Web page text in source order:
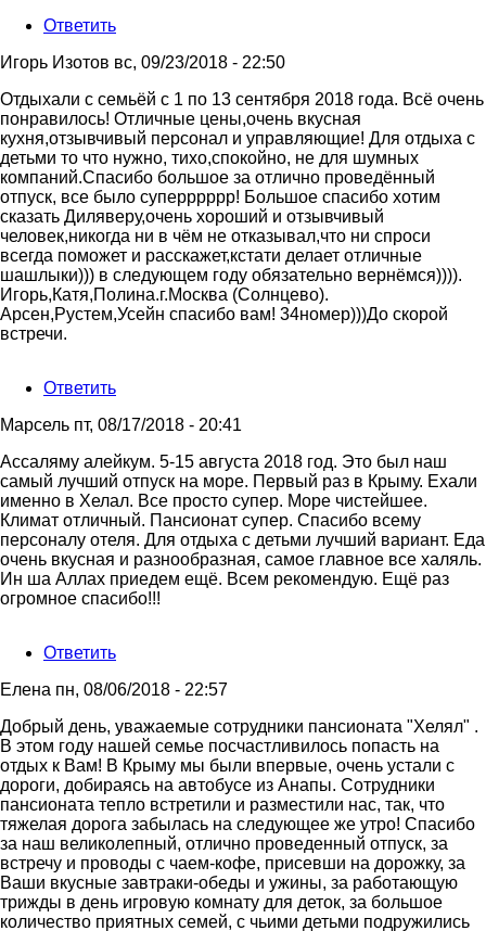
Ответить
Игорь Изотов вс, 09/23/2018 - 22:50
Отдыхали с семьёй с 1 по 13 сентября 2018 года. Всё очень
понравилось! Отличные цены,очень вкусная
кухня,отзывчивый персонал и управляющие! Для отдыха с
детьми то что нужно, тихо,спокойно, не для шумных
компаний.Спасибо большое за отлично проведённый
отпуск, все было суперррррр! Большое спасибо хотим
сказать Диляверу,очень хороший и отзывчивый
человек,никогда ни в чём не отказывал,что ни спроси
всегда поможет и расскажет,кстати делает отличные
шашлыки))) в следующем году обязательно вернёмся)))).
Игорь,Катя,Полина.г.Москва (Солнцево).
Арсен,Рустем,Усейн спасибо вам! 34номер)))До скорой
встречи.
Ответить
Марсель пт, 08/17/2018 - 20:41
Ассаляму алейкум. 5-15 августа 2018 год. Это был наш
самый лучший отпуск на море. Первый раз в Крыму. Ехали
именно в Хелал. Все просто супер. Море чистейшее.
Климат отличный. Пансионат супер. Спасибо всему
персоналу отеля. Для отдыха с детьми лучший вариант. Еда
очень вкусная и разнообразная, самое главное все халяль.
Ин ша Аллах приедем ещё. Всем рекомендую. Ещё раз
огромное спасибо!!!
Ответить
Елена пн, 08/06/2018 - 22:57
Добрый день, уважаемые сотрудники пансионата "Хелял" .
В этом году нашей семье посчастливилось попасть на
отдых к Вам! В Крыму мы были впервые, очень устали с
дороги, добираясь на автобусе из Анапы. Сотрудники
пансионата тепло встретили и разместили нас, так, что
тяжелая дорога забылась на следующее же утро! Спасибо
за наш великолепный, отлично проведенный отпуск, за
встречу и проводы с чаем-кофе, присевши на дорожку, за
Ваши вкусные завтраки-обеды и ужины, за работающую
трижды в день игровую комнату для деток, за большое
количество приятных семей, с чьими детьми подружились